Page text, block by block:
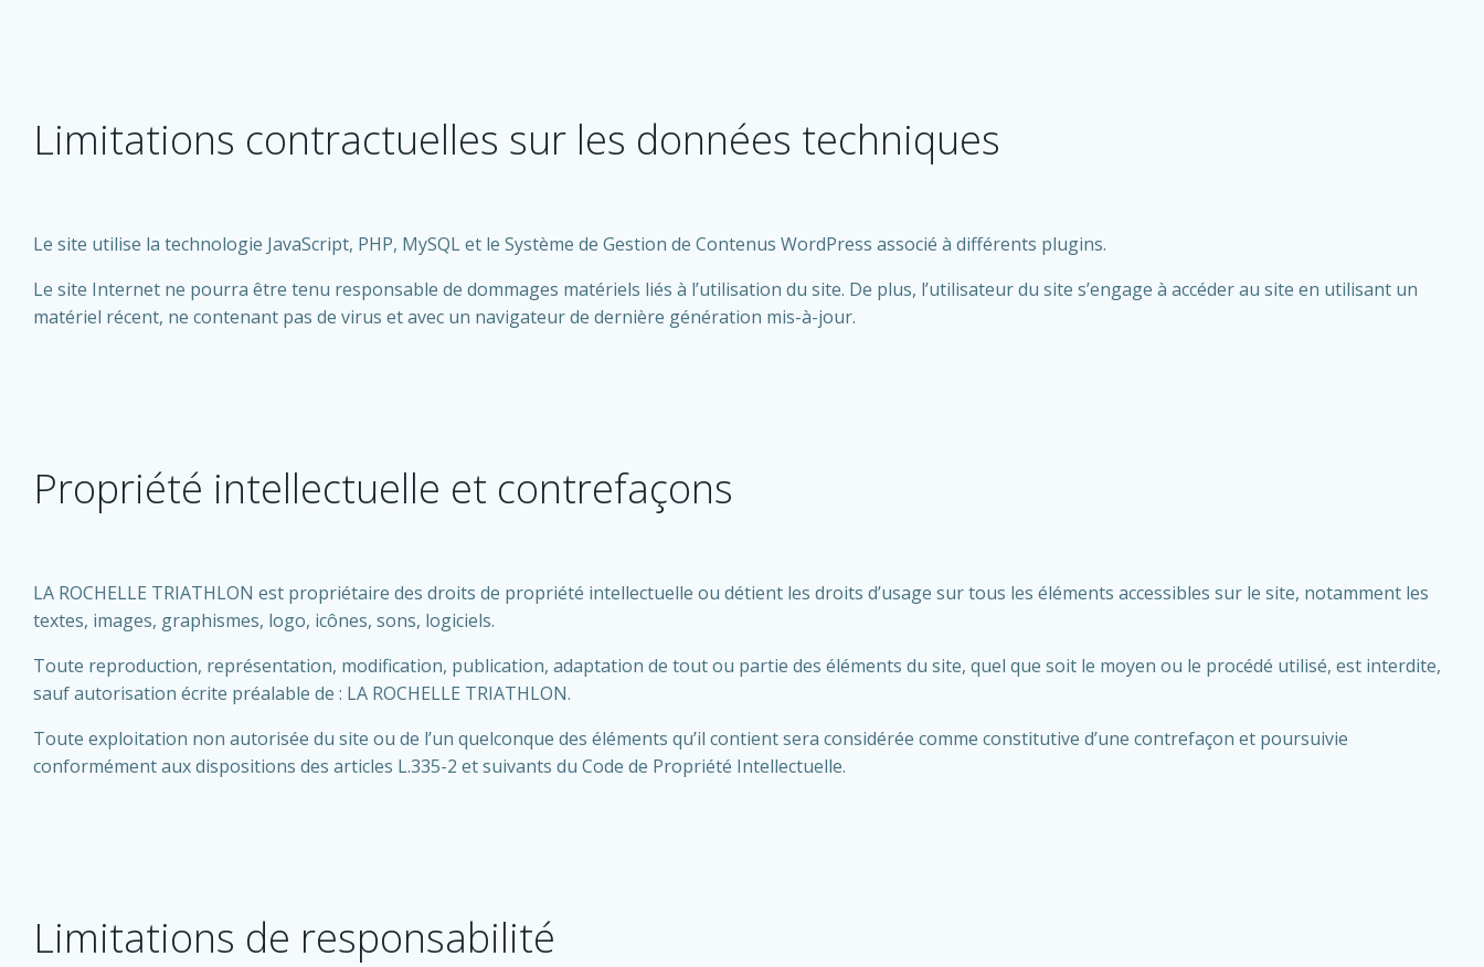
Limitations contractuelles sur les données techniques
Le site utilise la technologie JavaScript, PHP, MySQL et le Système de Gestion de Contenus WordPress associé à différents plugins.
Le site Internet ne pourra être tenu responsable de dommages matériels liés à l’utilisation du site. De plus, l’utilisateur du site s’engage à accéder au site en utilisant un
matériel récent, ne contenant pas de virus et avec un navigateur de dernière génération mis-à-jour.
Propriété intellectuelle et contrefaçons
LA ROCHELLE TRIATHLON est propriétaire des droits de propriété intellectuelle ou détient les droits d’usage sur tous les éléments accessibles sur le site, notamment les
textes, images, graphismes, logo, icônes, sons, logiciels.
Toute reproduction, représentation, modification, publication, adaptation de tout ou partie des éléments du site, quel que soit le moyen ou le procédé utilisé, est interdite,
sauf autorisation écrite préalable de : LA ROCHELLE TRIATHLON.
Toute exploitation non autorisée du site ou de l’un quelconque des éléments qu’il contient sera considérée comme constitutive d’une contrefaçon et poursuivie
conformément aux dispositions des articles L.335-2 et suivants du Code de Propriété Intellectuelle.
Limitations de responsabilité